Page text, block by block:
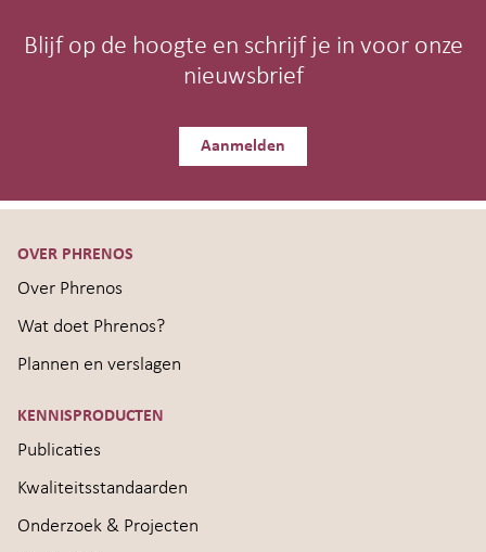
Blijf op de hoogte en schrijf je in voor onze
nieuwsbrief
Aanmelden
OVER PHRENOS
Over Phrenos
Wat doet Phrenos?
Plannen en verslagen
KENNISPRODUCTEN
Publicaties
Kwaliteitsstandaarden
Onderzoek & Projecten